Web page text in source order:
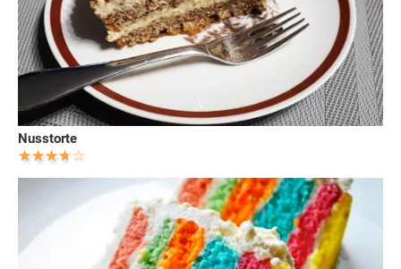
Nusstorte